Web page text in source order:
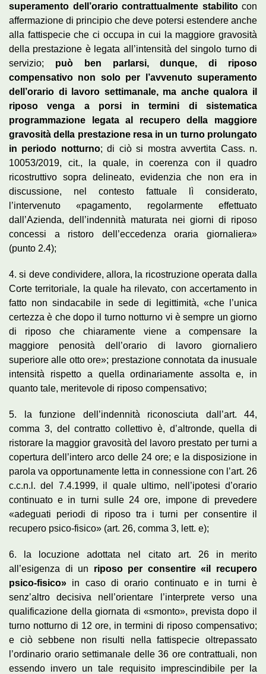
superamento dell’orario contrattualmente stabilitocon
affermazione di principio che deve potersi estendere anche
alla fattispecie che ci occupa in cui la maggiore gravosità
della prestazione è legata all’intensità del singolo turno di
servizio; può ben parlarsi, dunque, di riposo
compensativo non solo per l’avvenuto superamento
dell’orario di lavoro settimanale, ma anche qualora il
riposo venga a porsi in termini di sistematica
programmazione legata al recupero della maggiore
gravosità della prestazione resa in un turno prolungato
in periodo notturno; di ciò si mostra avvertita Cass. n.
10053/2019, cit., la quale, in coerenza con il quadro
ricostruttivo sopra delineato, evidenzia che non era in
discussione, nel contesto fattuale lì considerato,
l’intervenuto «pagamento, regolarmente effettuato
dall’Azienda, dell’indennità maturata nei giorni di riposo
concessi a ristoro dell’eccedenza oraria giornaliera»
(punto 2.4);
4. si deve condividere, allora, la ricostruzione operata dalla
Corte territoriale, la quale ha rilevato, con accertamento in
fatto non sindacabile in sede di legittimità, «che l’unica
certezza è che dopo il turno notturno vi è sempre un giorno
di riposo che chiaramente viene a compensare la
maggiore penosità dell’orario di lavoro giornaliero
superiore alle otto ore»; prestazione connotata da inusuale
intensità rispetto a quella ordinariamente assolta e, in
quanto tale, meritevole di riposo compensativo;
5. la funzione dell’indennità riconosciuta dall’art. 44,
comma 3, del contratto collettivo è, d’altronde, quella di
ristorare la maggior gravosità del lavoro prestato per turni a
copertura dell’intero arco delle 24 ore; e la disposizione in
parola va opportunamente letta in connessione con l’art. 26
c.c.n.l. del 7.4.1999, il quale ultimo, nell’ipotesi d’orario
continuato e in turni sulle 24 ore, impone di prevedere
«adeguati periodi di riposo tra i turni per consentire il
recupero psico-fisico» (art. 26, comma 3, lett. e);
6. la locuzione adottata nel citato art. 26 in merito
all’esigenza di un riposo per consentire «il recupero
psico-fisico» in caso di orario continuato e in turni è
senz’altro decisiva nell’orientare l’interprete verso una
qualificazione della giornata di «smonto», prevista dopo il
turno notturno di 12 ore, in termini di riposo compensativo;
e ciò sebbene non risulti nella fattispecie oltrepassato
l’ordinario orario settimanale delle 36 ore contrattuali, non
essendo invero un tale requisito imprescindibile per la